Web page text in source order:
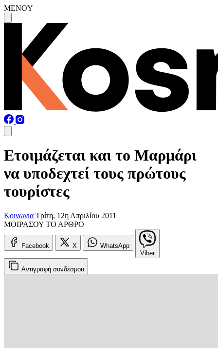
MENOY
Ετοιμάζεται και το Μαρμάρι
να υποδεχτεί τους πρώτους
τουρίστες
Κοινωνια Τρίτη, 12η Απριλίου 2011
ΜΟΙΡΑΣΟΥ ΤΟ ΑΡΘΡΟ
Facebook X
WhatsApp
Viber
Αντιγραφή συνδέσμου